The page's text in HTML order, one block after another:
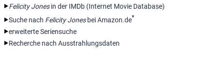
Felicity Jonesin der IMDb (Internet Movie Database)
Suche nach Felicity Jonesbei Amazon.de*
erweiterte Seriensuche
Recherche nach Ausstrahlungsdaten